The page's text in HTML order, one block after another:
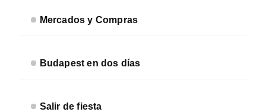
Mercados y Compras
Budapest en dos días
Salir de fiesta